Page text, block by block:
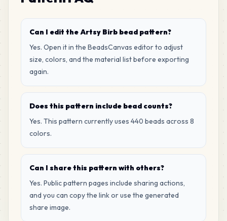
Can I edit the Artsy Birb bead pattern?
Yes. Open it in the BeadsCanvas editor to adjust
size, colors, and the material list before exporting
again.
Does this pattern include bead counts?
Yes. This pattern currently uses 440 beads across 8
colors.
Can I share this pattern with others?
Yes. Public pattern pages include sharing actions,
and you can copy the link or use the generated
share image.